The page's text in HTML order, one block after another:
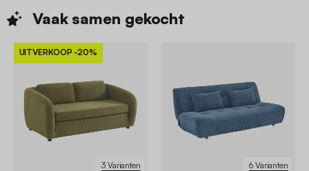
Vaak samen gekocht
3 Varianten
UITVERKOOP -20%
6 Varianten